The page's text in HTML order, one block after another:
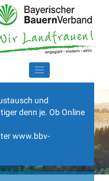
und
denn je. Ob Online
www.bbv-